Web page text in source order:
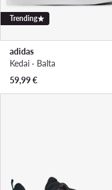
Trending
adidas
Kedai · Balta
59,99€